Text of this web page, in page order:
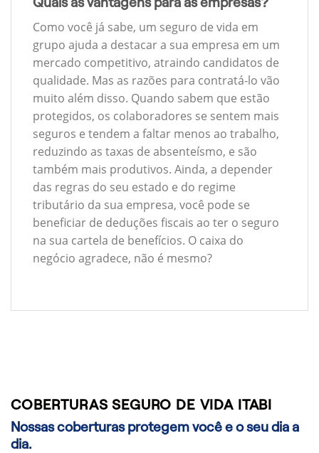
Como você já sabe, um seguro de vida em
grupo ajuda a destacar a sua empresa em um
mercado competitivo, atraindo candidatos de
qualidade. Mas as razões para contratá-lo vão
muito além disso. Quando sabem que estão
protegidos, os colaboradores se sentem mais
seguros e tendem a faltar menos ao trabalho,
reduzindo as taxas de absenteísmo, e são
também mais produtivos. Ainda, a depender
das regras do seu estado e do regime
tributário da sua empresa, você pode se
beneficiar de deduções fiscais ao ter o seguro
na sua cartela de benefícios. O caixa do
negócio agradece, não é mesmo?
COBERTURAS SEGURO DE VIDA ITABI
Nossas coberturas protegem você e o seu dia a
dia.